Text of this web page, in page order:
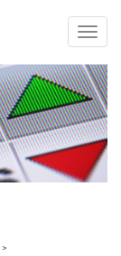
Toggle
>